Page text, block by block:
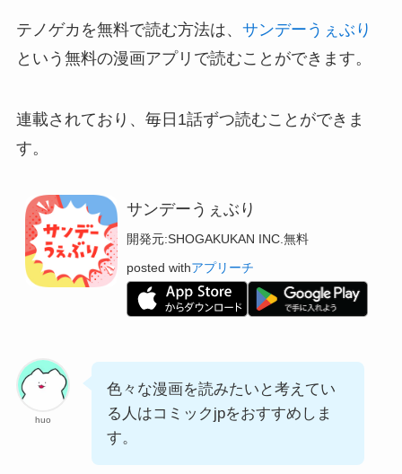
テノゲカを無料で読む方法は、 サンデーうぇぶり
という無料の漫画アプリで読むことができます。
連載されており、毎日1話ずつ読むことができま
す。
サンデーうぇぶり
開発元:SHOGAKUKAN INC. 無料
posted withアプリーチ
huo
色々な漫画を読みたいと考えてい
る人はコミックjpをおすすめしま
す。